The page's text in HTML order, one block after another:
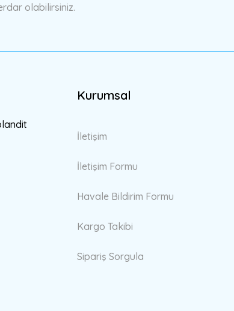
olabilirsiniz.
Kurumsal
İletişim
İletişim Formu
Havale Bildirim Formu
Kargo Takibi
Sipariş Sorgula